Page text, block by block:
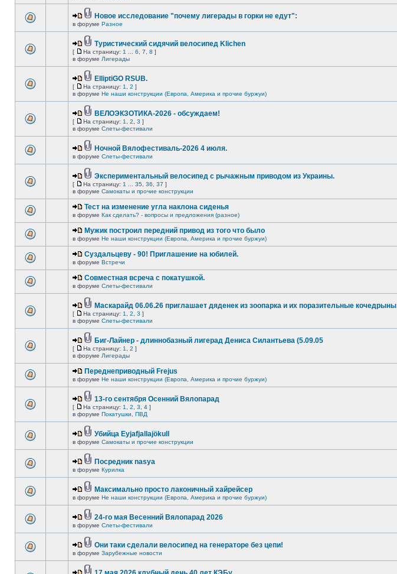
Новое исследование "почему лигерады в горки не едут":
в форуме Разное
Туристический сидячий велосипед Klichen
[ На страницу: 1 6 7 8 ]
в форуме Лигерады
ElliptiGO RSUB.
[ На страницу: 1 2 ]
в форуме Не наши конструкции (Европа, Америка и прочие буржуи)
ВЕЛОЭКЗОТИКА-2026 - обсуждаем!
[ На страницу: 1 2 3 ]
в форуме Слеты-фестивали
Ночной Вялофестиваль-2026 4 июля.
в форуме Слеты-фестивали
Экспериментальный велосипед с рычажным приводом из Украины.
[ На страницу: 1 35 36 37 ]
в форуме Самокаты и прочие конструкции
Тест на изменение угла наклона сиденья
в форуме Как сделать? - вопросы и предложения (разное)
Мужик построил передний привод из того что было
в форуме Не наши конструкции (Европа, Америка и прочие буржуи)
Суздальцеву - 90! Приглашение на юбилей.
в форуме Встречи
Совместная всреча с покатушкой.
в форуме Слеты-фестивали
Маскарайд 06.06.26 приглашает дяденек из зоопарка и их поразительные кочедрыны
[ На страницу: 1 2 3 ]
в форуме Слеты-фестивали
Биг-Лайнер - длиннобазный лигерад Дениса Силантьева (5.09.05
[ На страницу: 1 2 ]
в форуме Лигерады
Переднеприводный Frejus
в форуме Не наши конструкции (Европа, Америка и прочие буржуи)
13-го сентября Осенний Вялопарад
[ На страницу: 1 2 3 4 ]
в форуме Покатушки, ПВД
Убийца Eyjafjallajökull
в форуме Самокаты и прочие конструкции
Посредник nasya
в форуме Курилка
Максимально просто лаконичный хайрейсер
в форуме Не наши конструкции (Европа, Америка и прочие буржуи)
24-го мая Весенний Вялопарад 2026
в форуме Слеты-фестивали
Они таки сделали велосипед на генераторе без цепи!
в форуме Зарубежные новости